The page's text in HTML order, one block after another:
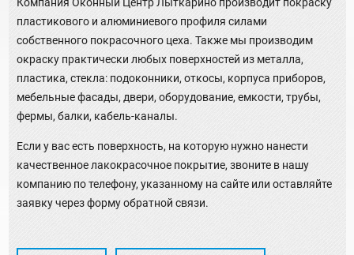
пластикового и алюминиевого профиля силами
собственного покрасочного цеха. Также мы производим
окраску практически любых поверхностей из металла,
пластика, стекла: подоконники, откосы, корпуса приборов,
мебельные фасады, двери, оборудование, емкости, трубы,
фермы, балки, кабель-каналы.
Если у вас есть поверхность, на которую нужно нанести
качественное лакокрасочное покрытие, звоните в нашу
компанию по телефону, указанному на сайте или оставляйте
заявку через форму обратной связи.